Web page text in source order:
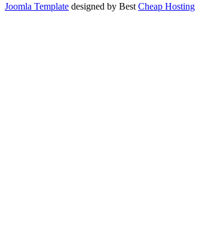
Joomla Template designed by Best Cheap Hosting